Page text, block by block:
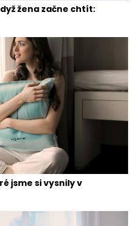
žena začne chtít:
jsme si vysnily v